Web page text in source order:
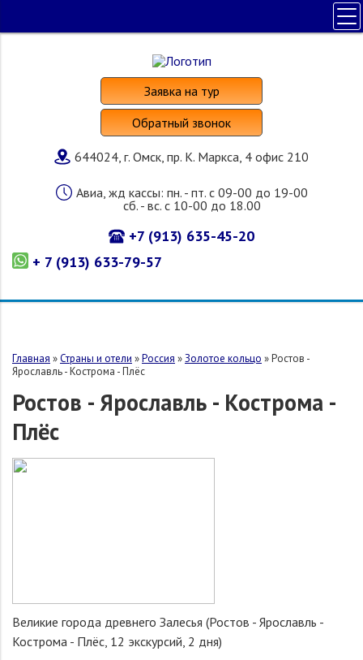
Заявка на тур
Обратный звонок
644024, г. Омск, пр. К. Маркса, 4 офис 210
Авиа, жд кассы: пн. - пт. с 09-00 до 19-00
сб. - вс. с 10-00 до 18.00
+7 (913) 635-45-20
+ 7 (913) 633-79-57
ПОИСК ТУРА
НАШИ УСЛУГИ
СТРАНЫ И ОТЕЛИ
О КОМПАНИИ
Главная »Страны и отели »Россия »Золотое кольцо »Ростов -
Ярославль - Кострома - Плёс
Ростов - Ярославль - Кострома -
Плёс
Великие города древнего Залесья (Ростов - Ярославль -
Кострома - Плёс, 12 экскурсий, 2 дня)